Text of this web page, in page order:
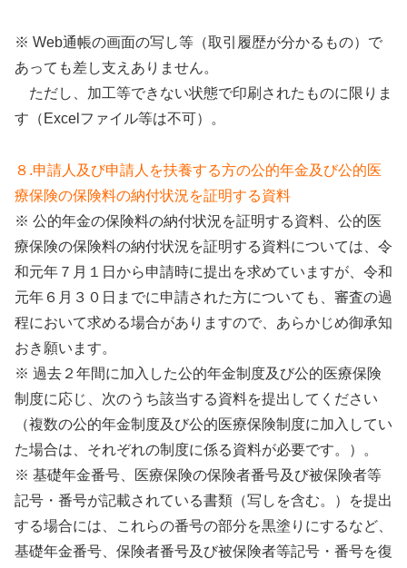
※ Web通帳の画面の写し等（取引履歴が分かるもの）で
あっても差し支えありません。
ただし、加工等できない状態で印刷されたものに限りま
す（Excelファイル等は不可）。
８.申請人及び申請人を扶養する方の公的年金及び公的医
療保険の保険料の納付状況を証明する資料
※ 公的年金の保険料の納付状況を証明する資料、公的医
療保険の保険料の納付状況を証明する資料については、令
和元年７月１日から申請時に提出を求めていますが、令和
元年６月３０日までに申請された方についても、審査の過
程において求める場合がありますので、あらかじめ御承知
おき願います。
※ 過去２年間に加入した公的年金制度及び公的医療保険
制度に応じ、次のうち該当する資料を提出してください
（複数の公的年金制度及び公的医療保険制度に加入してい
た場合は、それぞれの制度に係る資料が必要です。）。
※ 基礎年金番号、医療保険の保険者番号及び被保険者等
記号・番号が記載されている書類（写しを含む。）を提出
する場合には、これらの番号の部分を黒塗りにするなど、
基礎年金番号、保険者番号及び被保険者等記号・番号を復